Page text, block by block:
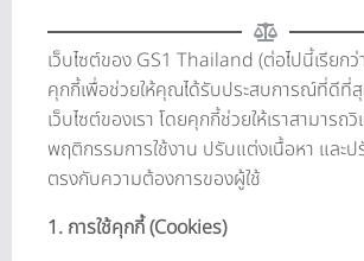
เว็บไซต์ของ GS1 Thailand (ต่อไปนี้เรียกว่า
คุกกี้เพื่อช่วยให้คุณได้รับประสบการณ์ที่ดีที่สุ
เว็บไซต์ของเรา โดยคุกกี้ช่วยให้เราสามารถวิ
พฤติกรรมการใช้งาน ปรับแต่งเนื้อหา และป
ตรงกับความต้องการของผู้ใช้
1. การใช้คุกกี้ (Cookies)